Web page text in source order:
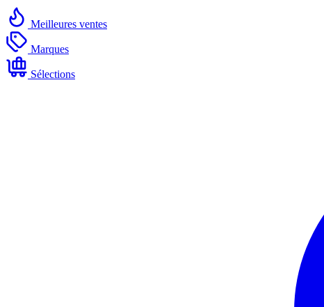
Meilleures ventes
Marques
Sélections